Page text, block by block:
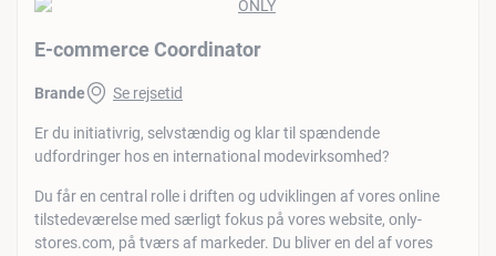
E-commerce Coordinator
Brande Se rejsetid
Er du initiativrig, selvstændig og klar til spændende
udfordringer hos en international modevirksomhed?
Du får en central rolle i driften og udviklingen af vores online
tilstedeværelse med særligt fokus på vores website, only-
stores.com, på tværs af markeder. Du bliver en del af vores